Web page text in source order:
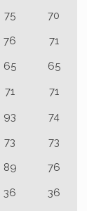
75 70
76 71
65 65
71 71
93 74
73 73
89 76
36 36